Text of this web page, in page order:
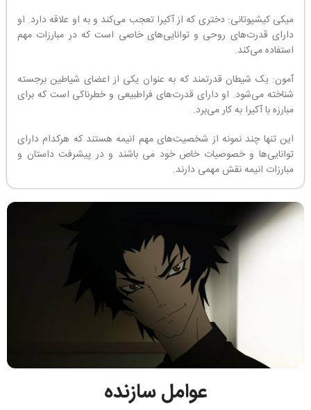
میکی کیشیوتانی: دختری که از آکیرا تعجب می‌کند و به او علاقه دارد. او
دارای قدرت‌های روحی و توانایی‌های خاصی است که در مبارزات مهم
استفاده می‌کند.
آمون: یک شیطان قدرتمند که به عنوان یکی از اعضای شیاطین برجسته
شناخته می‌شود. او دارای قدرت‌های فراطبیعی و خطرناکی است که برای
مبارزه با آکیرا به کار می‌برد.
این تنها چند نمونه از شخصیت‌های مهم انیمه هستند که هرکدام دارای
توانایی‌ها و خصوصیات خاص خود می باشند و در پیشرفت داستان و
مبارزات انیمه نقش مهمی دارند.
عوامل سازنده